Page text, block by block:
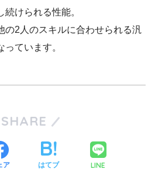
けられる性能。
2人のスキルに合わせられる汎
ています。
SHARE
ア はてブ LINE